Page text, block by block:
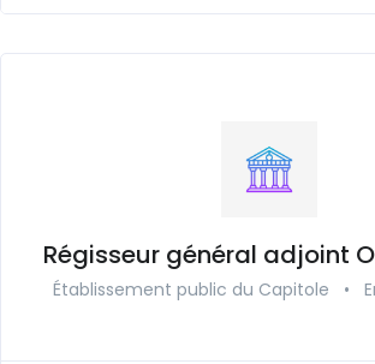
Régisseur général adjoint
Établissement public du Capitole •